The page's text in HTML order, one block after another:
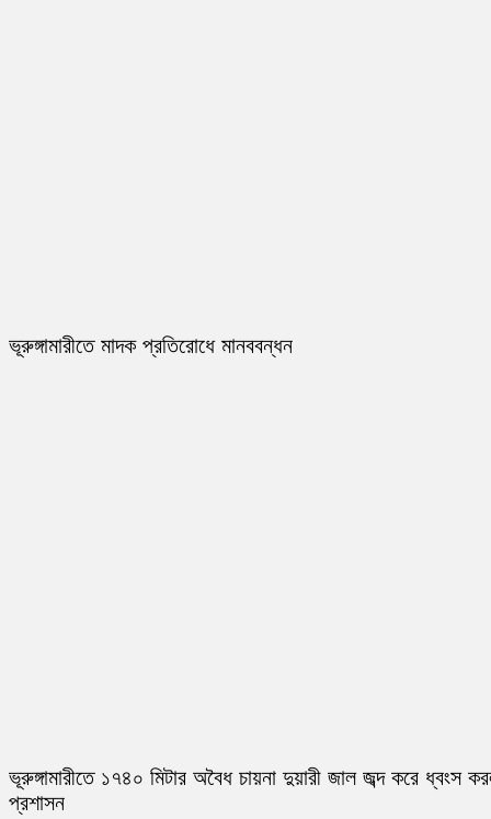
ভূরুঙ্গামারীতে মাদক প্রতিরোধে মানববন্ধন
ভূরুঙ্গামারীতে ১৭৪০ মিটার অবৈধ চায়না দুয়ারী জাল জব্দ করে ধ্বংস
প্রশাসন